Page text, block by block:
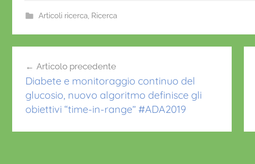
e
b
o
o
k
er l
s
A
p
p
st
Articoli ricerca, Ricerca
a
b
e
t
1
articoli
Articolo precedente
Diabete e monitoraggio continuo del
glucosio, nuovo algoritmo definisce gli
obiettivi “time-in-range” #ADA2019